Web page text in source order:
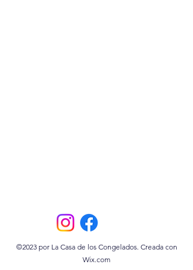
©2023 por La Casa de los Congelados. Creada con
Wix.com